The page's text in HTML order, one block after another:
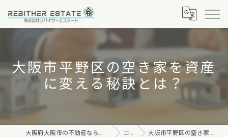
大阪市平野区の空き家を資産
に変える秘訣とは？
大阪府大阪市の不動産なら株式会社リバイザーエステート コラム 大阪市平野区の空き家を資産に変える秘訣とは？